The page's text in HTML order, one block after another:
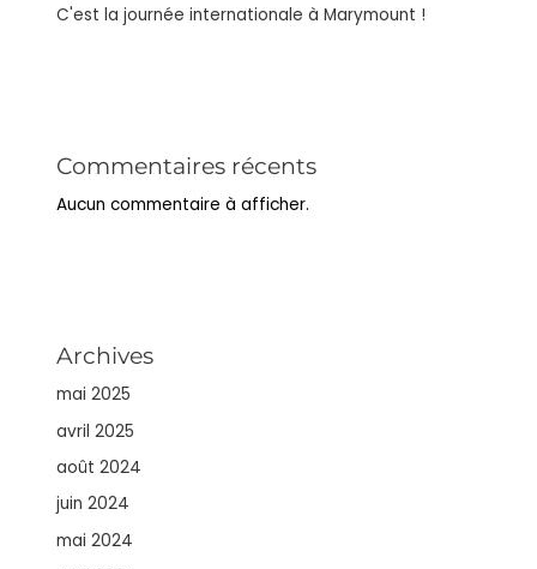
C'est la journée internationale à Marymount !
Commentaires récents
Aucun commentaire à afficher.
Archives
mai 2025
avril 2025
août 2024
juin 2024
mai 2024